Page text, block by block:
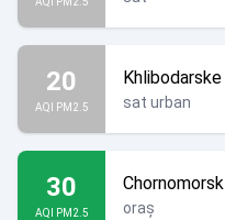
20
AQI PM2.5
Khlibodarske
sat urban
30
AQI PM2.5
Chornomorsk
oraș